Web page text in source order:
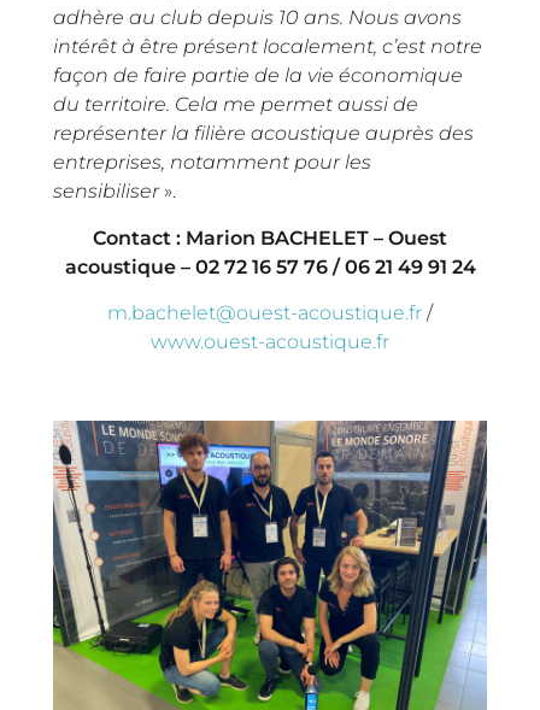
adhère au club depuis 10 ans. Nous avons
intérêt à être présent localement, c’est notre
façon de faire partie de la vie économique
du territoire. Cela me permet aussi de
représenter la filière acoustique auprès des
entreprises, notamment pour les
sensibiliser».
Contact : Marion BACHELET – Ouest
acoustique – 02 72 16 57 76 / 06 21 49 91 24
m.bachelet@ouest-acoustique.fr /
www.ouest-acoustique.fr